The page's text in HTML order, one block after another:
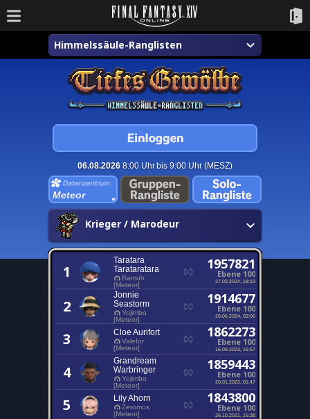
Himmelssäule-Ranglisten
06.08.20268:00 Uhr bis 9:00 Uhr (MESZ)
Meteor
Krieger / Marodeur
1
Taratara
Tarataratara
Ramuh
[Meteor]
1957821
Ebene 100
27.03.2024, 18:19
2
Jonnie
Seastorm
Yojimbo
[Meteor]
1914677
Ebene 100
29.06.2024, 02:06
3 Cloe Aurifort
Valefor
[Meteor]
1862273
Ebene 100
16.09.2023, 16:57
4
Grandream
Warbringer
Yojimbo
[Meteor]
1859443
Ebene 100
20.01.2023, 01:47
5 Lily Ahorn
Zeromus
[Meteor]
1843800
Ebene 100
26.10.2021, 16:38